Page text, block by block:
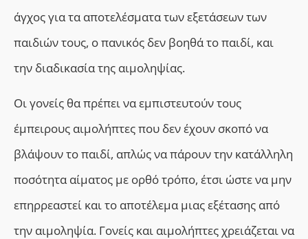
άγχος για τα αποτελέσματα των εξετάσεων των
παιδιών τους, ο πανικός δεν βοηθά το παιδί, και
την διαδικασία της αιμοληψίας.
Οι γονείς θα πρέπει να εμπιστευτούν τους
έμπειρους αιμολήπτες που δεν έχουν σκοπό να
βλάψουν το παιδί, απλώς να πάρουν την κατάλληλη
ποσότητα αίματος με ορθό τρόπο, έτσι ώστε να μην
επηρρεαστεί και το αποτέλεμα μιας εξέτασης από
την αιμοληψία. Γονείς και αιμολήπτες χρειάζεται να